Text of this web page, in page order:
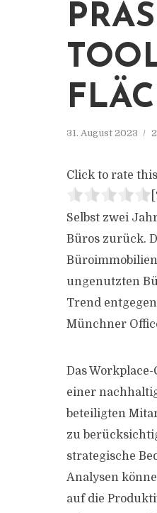
31. August 2023
Click to rate
Selbst zwei
Büros zurück.
ungenutzten
Trend
Münchner
Das
einer
beteiligten
zu
strategische
Analysen
auf die